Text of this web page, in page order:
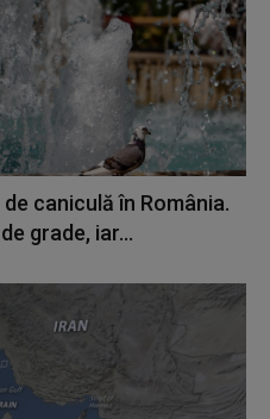
caniculă în România.
grade, iar...